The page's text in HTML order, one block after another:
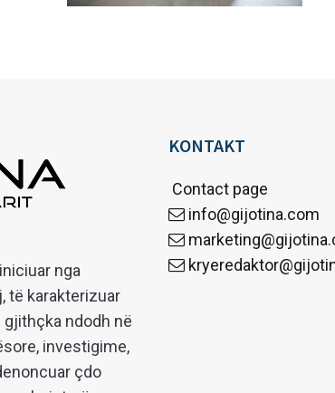
nga
të karakterizuar
gjithçka ndodh në
investigime,
çdo
KONTAKT
Contact page
info@gijotina.com